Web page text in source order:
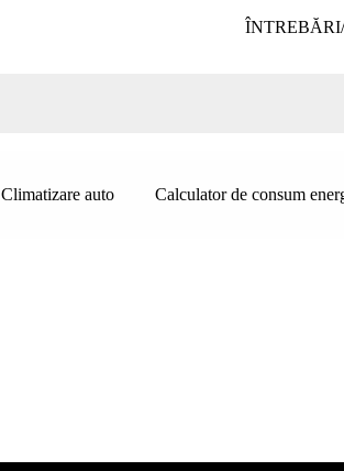
Climatizare auto Calculator de consum